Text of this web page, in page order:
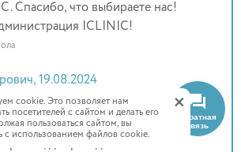
Спасибо, что выбираете нас!
ICLINIC!
19.08.2024
центра
добрый день!
Обратная
связь
cookie. Это позволяет нам
посетителей с сайтом и делать его
пользоваться сайтом, вы
с использованием файлов cookie.
+